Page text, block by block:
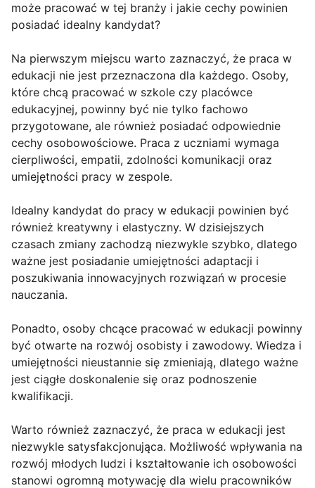
może pracować w tej branży i jakie cechy powinien
posiadać idealny kandydat?
Na pierwszym miejscu warto zaznaczyć, że praca w
edukacji nie jest przeznaczona dla każdego. Osoby,
które chcą pracować w szkole czy placówce
edukacyjnej, powinny być nie tylko fachowo
przygotowane, ale również posiadać odpowiednie
cechy osobowościowe. Praca z uczniami wymaga
cierpliwości, empatii, zdolności komunikacji oraz
umiejętności pracy w zespole.
Idealny kandydat do pracy w edukacji powinien być
również kreatywny i elastyczny. W dzisiejszych
czasach zmiany zachodzą niezwykle szybko, dlatego
ważne jest posiadanie umiejętności adaptacji i
poszukiwania innowacyjnych rozwiązań w procesie
nauczania.
Ponadto, osoby chcące pracować w edukacji powinny
być otwarte na rozwój osobisty i zawodowy. Wiedza i
umiejętności nieustannie się zmieniają, dlatego ważne
jest ciągłe doskonalenie się oraz podnoszenie
kwalifikacji.
Warto również zaznaczyć, że praca w edukacji jest
niezwykle satysfakcjonująca. Możliwość wpływania na
rozwój młodych ludzi i kształtowanie ich osobowości
stanowi ogromną motywację dla wielu pracowników